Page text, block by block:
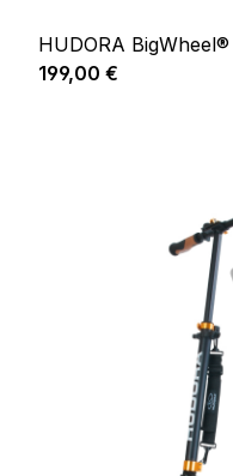
HUDORA
Regulärer Preis:
199,00 €